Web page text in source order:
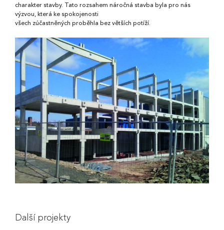
charakter stavby. Tato rozsahem náročná stavba byla pro nás
výzvou, která ke spokojenosti
všech zúčastněných proběhla bez větších potíží.
Další projekty